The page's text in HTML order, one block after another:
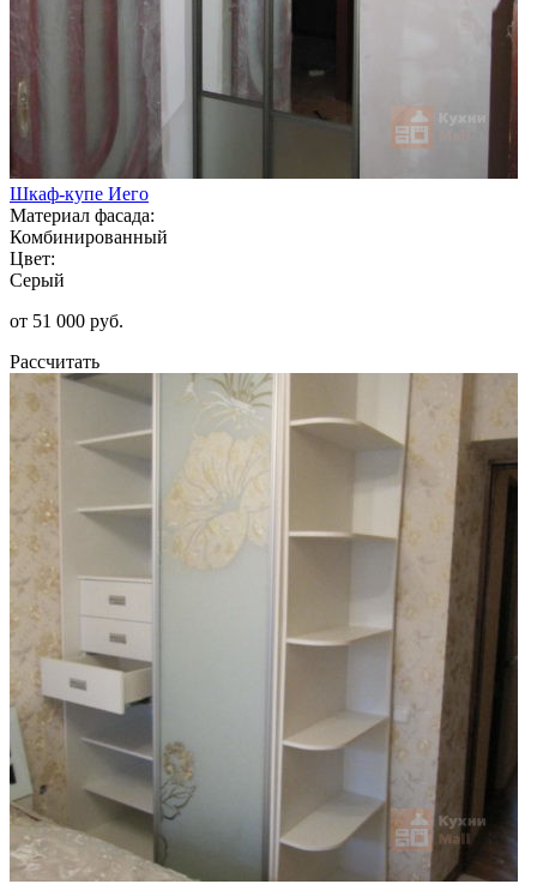
Шкаф-купе Иего
Материал фасада:
Комбинированный
Цвет:
Серый
от 51 000 руб.
Рассчитать